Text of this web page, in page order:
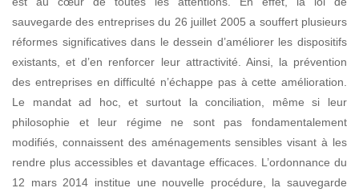
sauvegarde des entreprises du 26 juillet 2005 a souffert plusieurs
réformes significatives dans le dessein d’améliorer les dispositifs
existants, et d’en renforcer leur attractivité. Ainsi, la prévention
des entreprises en difficulté n’échappe pas à cette amélioration.
Le mandat ad hoc, et surtout la conciliation, même si leur
philosophie et leur régime ne sont pas fondamentalement
modifiés, connaissent des aménagements sensiblesvisant à les
rendre plus accessibles et davantage efficaces. L’ordonnance du
12 mars 2014 institue une nouvelle procédure, la sauvegarde